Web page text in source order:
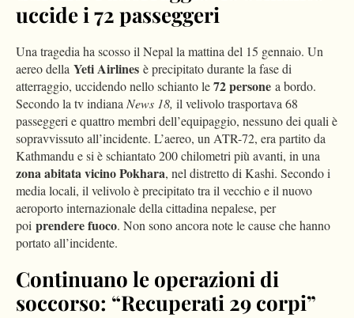
uccide i 72 passeggeri
Una tragedia ha scosso il Nepal la mattina del 15 gennaio. Un
aereo della Yeti Airlines è precipitato durante la fase di
atterraggio, uccidendo nello schianto le72 persone a bordo.
Secondo la tv indianaNews 18, il velivolo trasportava 68
passeggeri e quattro membri dell’equipaggio, nessuno dei quali è
sopravvissuto all’incidente. L’aereo, un ATR-72, era partito da
Kathmandu e si è schiantato 200 chilometri più avanti, in una
zona abitata vicino Pokhara, nel distretto di Kashi. Secondo i
media locali, il velivolo è precipitato tra il vecchio e il nuovo
aeroporto internazionale della cittadina nepalese, per
poi prendere fuoco. Non sono ancora note le cause che hanno
portato all’incidente.
Continuano le operazioni di
soccorso: “Recuperati 29 corpi”